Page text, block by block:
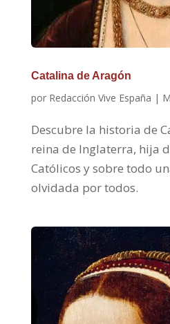
Catalina de Aragón
por Redacción Vive España |
Descubre la historia de
reina de Inglaterra, hija
Católicos y sobre todo
olvidada por todos.